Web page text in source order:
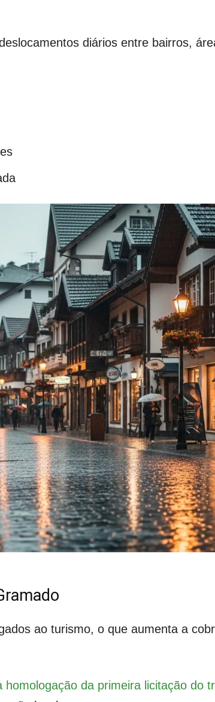
diários entre bairros,
ao turismo, o que aumenta a
homologação da primeira licitação do